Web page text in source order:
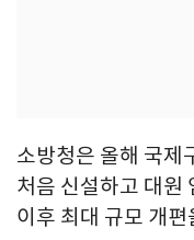
소방청은 올해 국제
처음 신설하고 대원
이후 최대 규모 개